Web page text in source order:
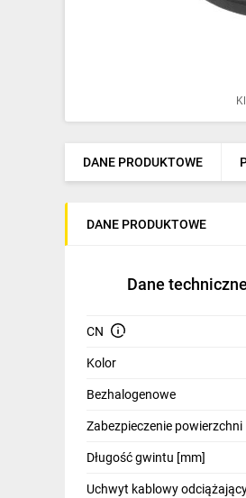
Ogrzewanie
Elektronarzędzia i mierniki
Dom i ogród
Odzież ochronna i BHP
Inne
DANE PRODUKTOWE
DANE PRODUKTOWE
Dane techniczne
CN
Kolor
Bezhalogenowe
Zabezpieczenie powierzchni
Długość gwintu [mm]
Uchwyt kablowy